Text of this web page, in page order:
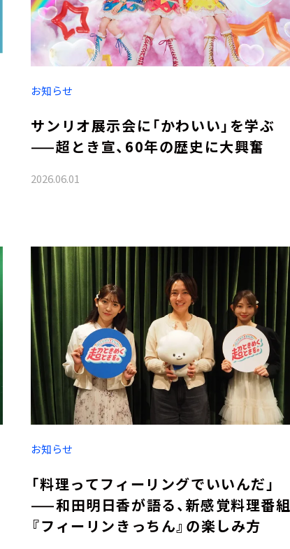
お知らせ
サンリオ展示会に「かわいい」を学ぶ
——超とき宣、60年の歴史に大興奮
2026.06.01
お知らせ
「料理ってフィーリングでいいんだ」
——和田明日香が語る、新感覚料理番組
『フィーリンきっちん』の楽しみ方